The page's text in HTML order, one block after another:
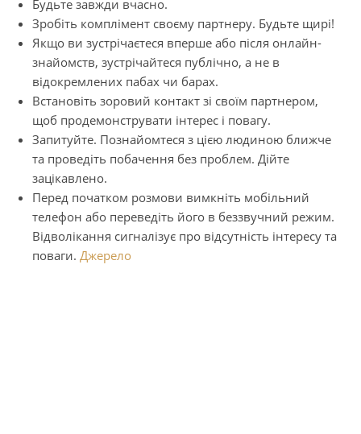
Будьте завжди вчасно.
Зробіть комплімент своєму партнеру. Будьте щирі!
Якщо ви зустрічаєтеся вперше або після онлайн-
знайомств, зустрічайтеся публічно, а не в
відокремлених пабах чи барах.
Встановіть зоровий контакт зі своїм партнером,
щоб продемонструвати інтерес і повагу.
Запитуйте. Познайомтеся з цією людиною ближче
та проведіть побачення без проблем. Дійте
зацікавлено.
Перед початком розмови вимкніть мобільний
телефон або переведіть його в беззвучний режим.
Відволікання сигналізує про відсутність інтересу та
поваги. Джерело